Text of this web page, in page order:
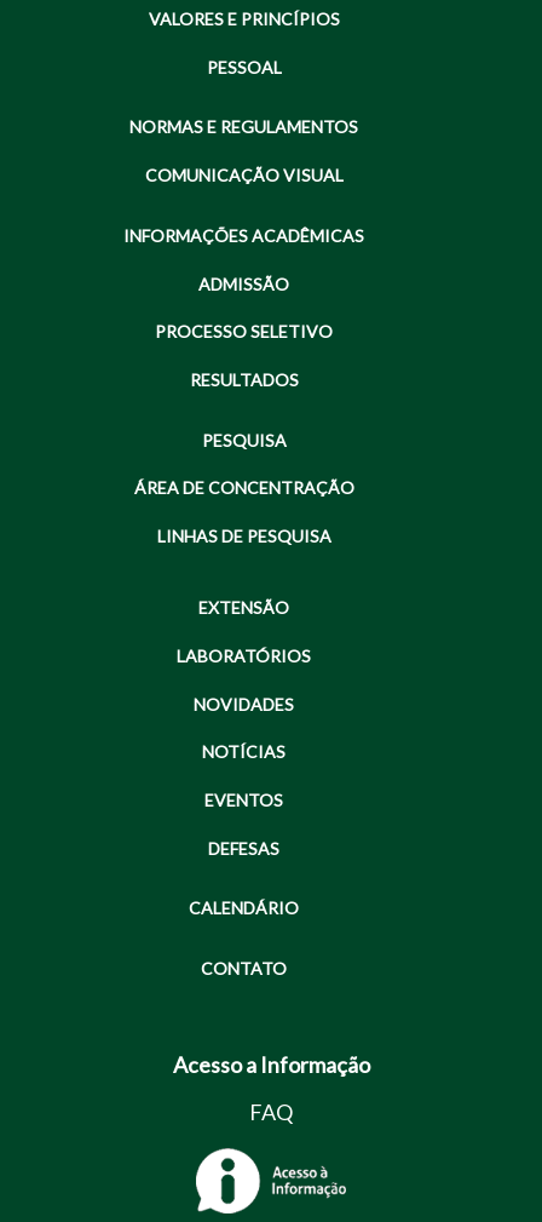
VALORES E PRINCÍPIOS
PESSOAL
NORMAS E REGULAMENTOS
COMUNICAÇÃO VISUAL
INFORMAÇÕES ACADÊMICAS
ADMISSÃO
PROCESSO SELETIVO
RESULTADOS
PESQUISA
ÁREA DE CONCENTRAÇÃO
LINHAS DE PESQUISA
EXTENSÃO
LABORATÓRIOS
NOVIDADES
NOTÍCIAS
EVENTOS
DEFESAS
CALENDÁRIO
CONTATO
Acesso a Informação
FAQ